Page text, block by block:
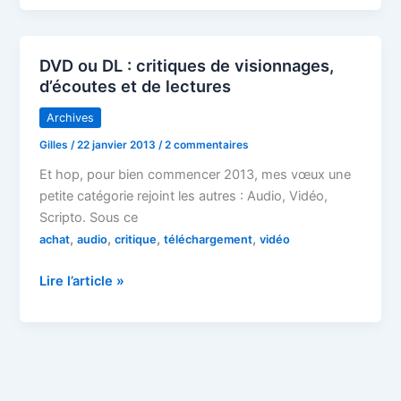
à
casquer
DVD ou DL : critiques de visionnages,
d’écoutes et de lectures
Archives
Gilles/22 janvier 2013/2 commentaires
Et hop, pour bien commencer 2013, mes vœux une
petite catégorie rejoint les autres : Audio, Vidéo,
Scripto. Sous ce
achat,audio,critique,téléchargement,vidéo
DVD
Lire l’article »